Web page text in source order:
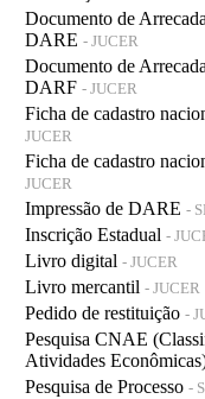
Documento de
DARE - JUCER
Documento de
DARF - JUCER
Ficha de cadastro
JUCER
Ficha de cadastro
JUCER
Impressão de DARE -
Inscrição Estadual -
Livro digital - JUCER
Livro mercantil - JUCER
Pedido de restituição -
Pesquisa CNAE
Atividades
Pesquisa de Processo -